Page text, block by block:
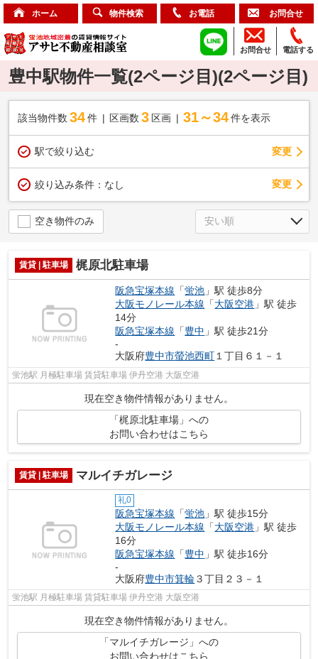
ホーム 物件検索 お電話 お問合せ
電話する
お問合せ
豊中駅物件一覧(2ページ目)(2ページ目)
該当物件数 34件 区画数 3 区画 31～34 件を表示
駅で絞り込む 変更
絞り込み条件： なし 変更
空き物件のみ
賃貸 | 駐車場 梶原北駐車場
阪急宝塚本線 「蛍池 」駅 徒歩8分
大阪モノレール本線 「大阪空港 」駅 徒歩
14分
阪急宝塚本線 「豊中 」駅 徒歩21分
-
大阪府豊中市螢池西町 １丁目６１－１
蛍池駅 月極駐車場 賃貸駐車場 伊丹空港 大阪空港
現在空き物件情報がありません。
「梶原北駐車場」への
お問い合わせはこちら
賃貸 | 駐車場 マルイチガレージ
礼0
阪急宝塚本線 「蛍池 」駅 徒歩15分
大阪モノレール本線 「大阪空港 」駅 徒歩
16分
阪急宝塚本線 「豊中 」駅 徒歩16分
-
大阪府豊中市箕輪 ３丁目２３－１
蛍池駅 月極駐車場 賃貸駐車場 伊丹空港 大阪空港
現在空き物件情報がありません。
「マルイチガレージ」への
お問い合わせはこちら